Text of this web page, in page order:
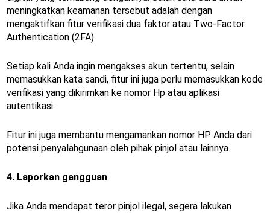
meningkatkan keamanan tersebut adalah dengan
mengaktifkan fitur verifikasi dua faktor atau Two-Factor
Authentication (2FA).
Setiap kali Anda ingin mengakses akun tertentu, selain
memasukkan kata sandi, fitur ini juga perlu memasukkan kode
verifikasi yang dikirimkan ke nomor Hp atau aplikasi
autentikasi.
Fitur ini juga membantu mengamankan nomor HP Anda dari
potensi penyalahgunaan oleh pihak pinjol atau lainnya.
4. Laporkan gangguan
Jika Anda mendapat teror pinjol ilegal, segera lakukan